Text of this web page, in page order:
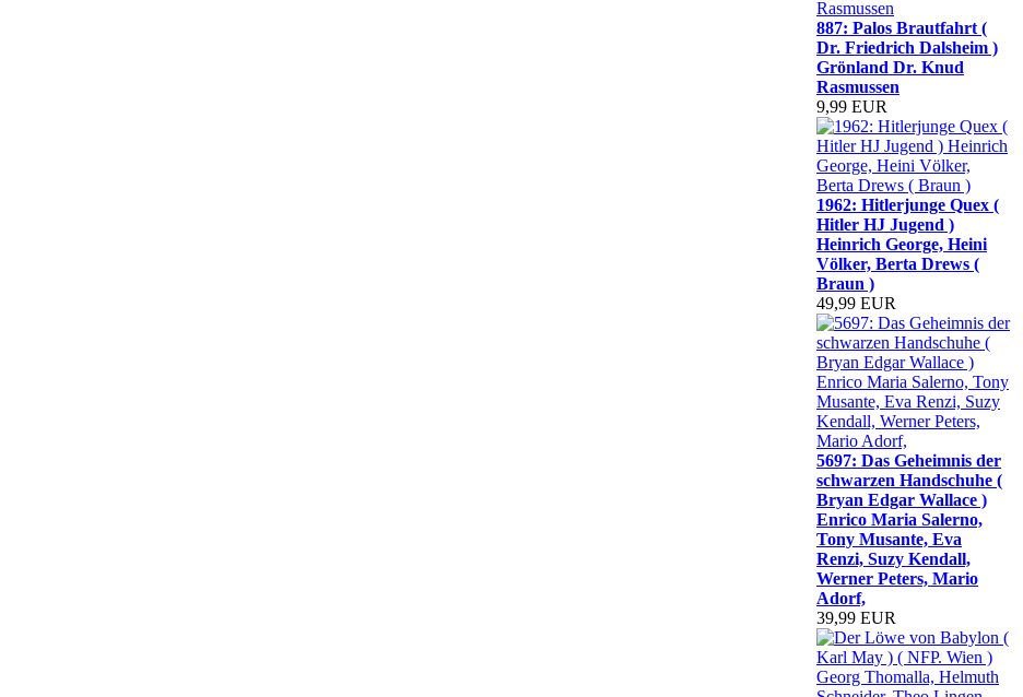
887: Palos Brautfahrt (
Dr. Friedrich Dalsheim )
Grönland Dr. Knud
Rasmussen
9,99 EUR
1962: Hitlerjunge Quex (
Hitler HJ Jugend )
Heinrich George, Heini
Völker, Berta Drews (
Braun )
49,99 EUR
5697: Das Geheimnis der
schwarzen Handschuhe (
Bryan Edgar Wallace )
Enrico Maria Salerno,
Tony Musante, Eva
Renzi, Suzy Kendall,
Werner Peters, Mario
Adorf,
39,99 EUR